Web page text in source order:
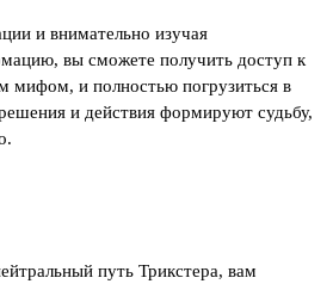
и внимательно изучая
вы сможете получить доступ к
мифом, и полностью погрузиться в
и действия формируют судьбу,
путь Трикстера, вам